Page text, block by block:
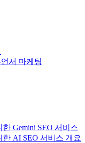
서 마케팅
Gemini SEO 서비스
AI SEO 서비스 개요